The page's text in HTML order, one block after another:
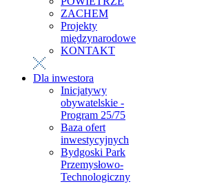
ZACHEM
Projekty
międzynarodowe
KONTAKT
Dla inwestora
Inicjatywy
obywatelskie -
Program 25/75
Baza ofert
inwestycyjnych
Bydgoski Park
Przemysłowo-
Technologiczny